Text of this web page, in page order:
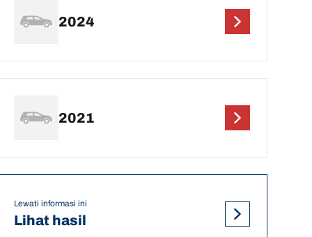
2024
2021
Lewati informasi ini
Lihat hasil